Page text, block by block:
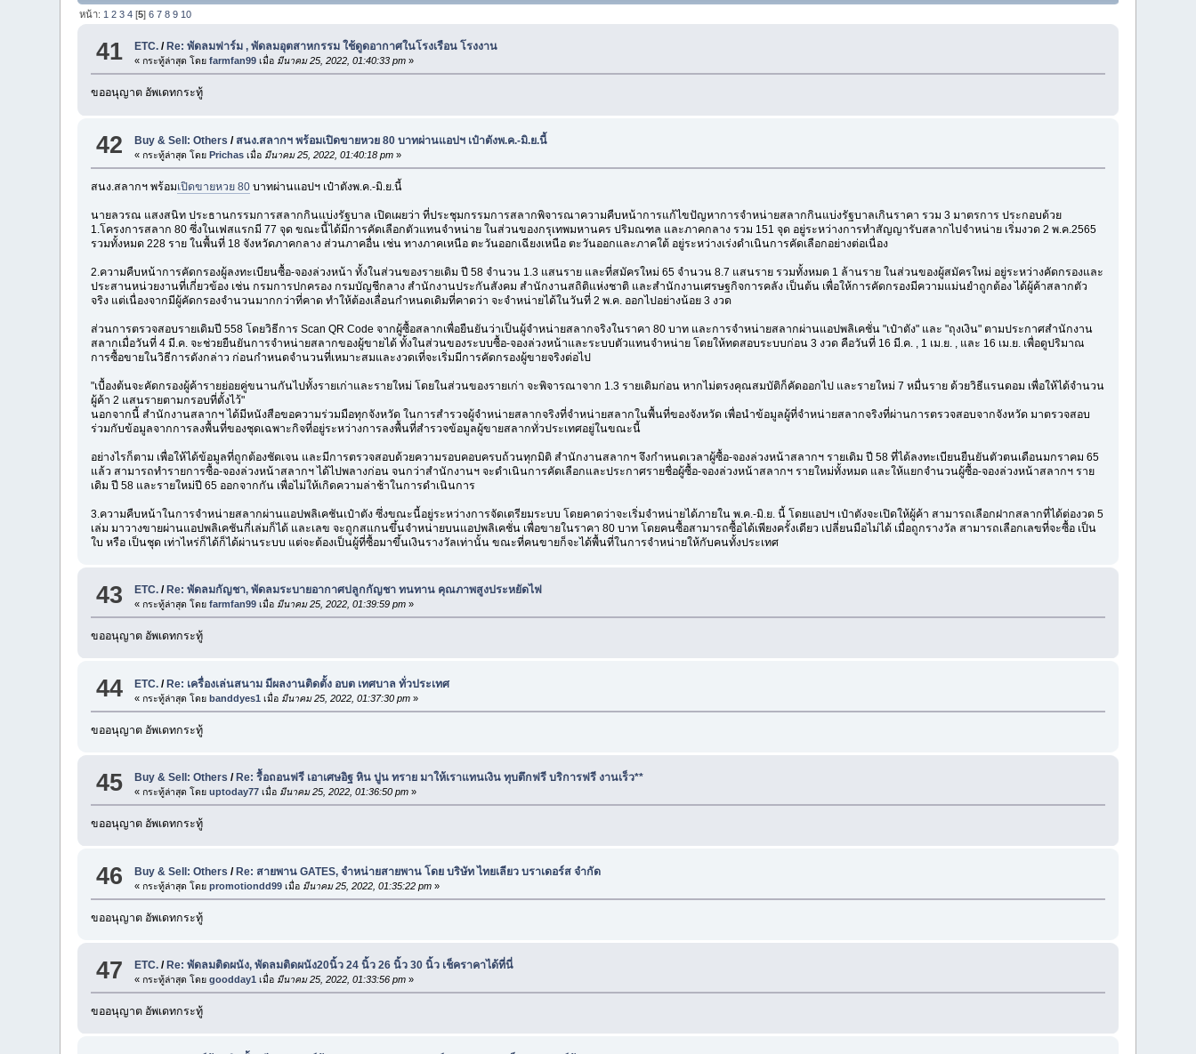
หน้า: 1 2 3 4 [5]6 7 8 9 10
41 ETC. / Re: พัดลมฟาร์ม , พัดลมอุตสาหกรรม ใช้ดูดอากาศในโรงเรือน โรงงาน
« กระทู้ล่าสุด โดยfarmfan99 เมื่อ มีนาคม 25, 2022, 01:40:33 pm »
ขออนุญาต อัพเดทกระทู้
42 Buy & Sell: Others / สนง.สลากฯ พร้อมเปิดขายหวย 80 บาทผ่านแอปฯ เป๋าตังพ.ค.-มิ.ย.นี้
« กระทู้ล่าสุด โดยPrichas เมื่อ มีนาคม 25, 2022, 01:40:18 pm »
สนง.สลากฯ พร้อมเปิดขายหวย 80 บาทผ่านแอปฯ เป๋าตังพ.ค.-มิ.ย.นี้
นายลวรณ แสงสนิท ประธานกรรมการสลากกินแบ่งรัฐบาล เปิดเผยว่า ที่ประชุมกรรมการสลากพิจารณาความคืบหน้าการแก้ไขปัญหาการจำหน่ายสลากกินแบ่งรัฐบาลเกินราคา รวม 3 มาตรการ ประกอบด้วย
1.โครงการสลาก 80 ซึ่งในเฟสแรกมี 77 จุด ขณะนี้ได้มีการคัดเลือกตัวแทนจำหน่าย ในส่วนของกรุเทพมหานคร ปริมณฑล และภาคกลาง รวม 151 จุด อยู่ระหว่างการทำสัญญารับสลากไปจำหน่าย เริ่มงวด 2 พ.ค.2565
รวมทั้งหมด 228 ราย ในพื้นที่ 18 จังหวัดภาคกลาง ส่วนภาคอื่น เช่น ทางภาคเหนือ ตะวันออกเฉียงเหนือ ตะวันออกและภาคใต้ อยู่ระหว่างเร่งดำเนินการคัดเลือกอย่างต่อเนื่อง
2.ความคืบหน้าการคัดกรองผู้ลงทะเบียนซื้อ-จองล่วงหน้า ทั้งในส่วนของรายเดิม ปี 58 จำนวน 1.3 แสนราย และที่สมัครใหม่ 65 จำนวน 8.7 แสนราย รวมทั้งหมด 1 ล้านราย ในส่วนของผู้สมัครใหม่ อยู่ระหว่างคัดกรองและ
ประสานหน่วยงานที่เกี่ยวข้อง เช่น กรมการปกครอง กรมบัญชีกลาง สำนักงานประกันสังคม สำนักงานสถิติแห่งชาติ และสำนักงานเศรษฐกิจการคลัง เป็นต้น เพื่อให้การคัดกรองมีความแม่นยำถูกต้อง ได้ผู้ค้าสลากตัว
จริง แต่เนื่องจากมีผู้คัดกรองจำนวนมากกว่าที่คาด ทำให้ต้องเลื่อนกำหนดเดิมที่คาดว่า จะจำหน่ายได้ในวันที่ 2 พ.ค. ออกไปอย่างน้อย 3 งวด
ส่วนการตรวจสอบรายเดิมปี 558 โดยวิธีการ Scan QR Code จากผู้ซื้อสลากเพื่อยืนยันว่าเป็นผู้จำหน่ายสลากจริงในราคา 80 บาท และการจำหน่ายสลากผ่านแอปพลิเคชั่น "เป๋าตัง" และ "ถุงเงิน" ตามประกาศสำนักงาน
สลากเมื่อวันที่ 4 มี.ค. จะช่วยยืนยันการจำหน่ายสลากของผู้ขายได้ ทั้งในส่วนของระบบซื้อ-จองล่วงหน้าและระบบตัวแทนจำหน่าย โดยให้ทดสอบระบบก่อน 3 งวด คือวันที่ 16 มี.ค. , 1 เม.ย. , และ 16 เม.ย. เพื่อดูปริมาณ
การซื้อขายในวิธีการดังกล่าว ก่อนกำหนดจำนวนที่เหมาะสมและงวดเที่จะเริ่มมีการคัดกรองผู้ขายจริงต่อไป
"เบื้องต้นจะคัดกรองผู้ค้ารายย่อยคู่ขนานกันไปทั้งรายเก่าและรายใหม่ โดยในส่วนของรายเก่า จะพิจารณาจาก 1.3 รายเดิมก่อน หากไม่ตรงคุณสมบัติก็คัดออกไป และรายใหม่ 7 หมื่นราย ด้วยวิธีแรนดอม เพื่อให้ได้จำนวน
ผู้ค้า 2 แสนรายตามกรอบที่ตั้งไว้"
นอกจากนี้ สำนักงานสลากฯ ได้มีหนังสือขอความร่วมมือทุกจังหวัด ในการสำรวจผู้จำหน่ายสลากจริงที่จำหน่ายสลากในพื้นที่ของจังหวัด เพื่อนำข้อมูลผู้ที่จำหน่ายสลากจริงที่ผ่านการตรวจสอบจากจังหวัด มาตรวจสอบ
ร่วมกับข้อมูลจากการลงพื้นที่ของชุดเฉพาะกิจที่อยู่ระหว่างการลงพื้นที่สำรวจข้อมูลผู้ขายสลากทั่วประเทศอยู่ในขณะนี้
อย่างไรก็ตาม เพื่อให้ได้ข้อมูลที่ถูกต้องชัดเจน และมีการตรวจสอบด้วยความรอบคอบครบถ้วนทุกมิติ สำนักงานสลากฯ จึงกำหนดเวลาผู้ซื้อ-จองล่วงหน้าสลากฯ รายเดิม ปี 58 ที่ได้ลงทะเบียนยืนยันตัวตนเดือนมกราคม 65
แล้ว สามารถทำรายการซื้อ-จองล่วงหน้าสลากฯ ได้ไปพลางก่อน จนกว่าสำนักงานฯ จะดำเนินการคัดเลือกและประกาศรายชื่อผู้ซื้อ-จองล่วงหน้าสลากฯ รายใหม่ทั้งหมด และให้แยกจำนวนผู้ซื้อ-จองล่วงหน้าสลากฯ ราย
เดิม ปี 58 และรายใหม่ปี 65 ออกจากกัน เพื่อไม่ให้เกิดความล่าช้าในการดำเนินการ
3.ความคืบหน้าในการจำหน่ายสลากผ่านแอปพลิเคชันเป๋าตัง ซึ่งขณะนี้อยู่ระหว่างการจัดเตรียมระบบ โดยคาดว่าจะเริ่มจำหน่ายได้ภายใน พ.ค.-มิ.ย. นี้ โดยแอปฯ เป๋าตังจะเปิดให้ผู้ค้า สามารถเลือกฝากสลากที่ได้ต่องวด 5
เล่ม มาวางขายผ่านแอปพลิเคชันกี่เล่มก็ได้ และเลข จะถูกสแกนขึ้นจำหน่ายบนแอปพลิเคชั่น เพื่อขายในราคา 80 บาท โดยคนซื้อสามารถซื้อได้เพียงครั้งเดียว เปลี่ยนมือไม่ได้ เมื่อถูกรางวัล สามารถเลือกเลขที่จะซื้อ เป็น
ใบ หรือ เป็นชุด เท่าไหร่ก็ได้ก็ได้ผ่านระบบ แต่จะต้องเป็นผู้ที่ซื้อมาขึ้นเงินรางวัลเท่านั้น ขณะที่คนขายก็จะได้พื้นที่ในการจำหน่ายให้กับคนทั้งประเทศ
43 ETC. / Re: พัดลมกัญชา, พัดลมระบายอากาศปลูกกัญชา ทนทาน คุณภาพสูงประหยัดไฟ
« กระทู้ล่าสุด โดยfarmfan99 เมื่อ มีนาคม 25, 2022, 01:39:59 pm »
ขออนุญาต อัพเดทกระทู้
44 ETC. /Re: เครื่องเล่นสนาม มีผลงานติดตั้ง อบต เทศบาล ทั่วประเทศ
« กระทู้ล่าสุด โดยbanddyes1 เมื่อ มีนาคม 25, 2022, 01:37:30 pm »
ขออนุญาต อัพเดทกระทู้
45 Buy & Sell: Others / Re: รื้อถอนฟรี เอาเศษอิฐ หิน ปูน ทราย มาให้เราแทนเงิน ทุบตึกฟรี บริการฟรี งานเร็ว**
« กระทู้ล่าสุด โดยuptoday77 เมื่อ มีนาคม 25, 2022, 01:36:50 pm »
ขออนุญาต อัพเดทกระทู้
46 Buy & Sell: Others /Re: สายพาน GATES, จำหน่ายสายพาน โดย บริษัท ไทยเลียว บราเดอร์ส จำกัด
« กระทู้ล่าสุด โดยpromotiondd99 เมื่อ มีนาคม 25, 2022, 01:35:22 pm »
ขออนุญาต อัพเดทกระทู้
47 ETC. / Re: พัดลมติดผนัง, พัดลมติดผนัง20นิ้ว 24 นิ้ว 26 นิ้ว 30 นิ้ว เช็คราคาได้ที่นี่
« กระทู้ล่าสุด โดยgoodday1 เมื่อ มีนาคม 25, 2022, 01:33:56 pm »
ขออนุญาต อัพเดทกระทู้